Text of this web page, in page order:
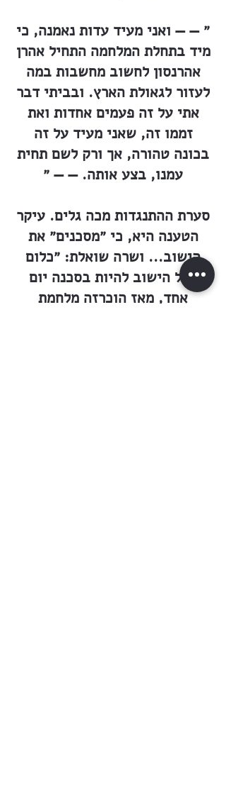
״ — — ואני מעיד עדות נאמנה, כי
מיד בתחלת המלחמה התחיל אהרן
אהרנסון לחשוב מחשבות במה
לעזור לגאולת הארץ. ובביתי דבר
אתי על זה פעמים אחדות ואת
זממו זה, שאני מעיד על זה
בכונה טהורה, אך ורק לשם תחית
עמנו, בצע אותה. — — ״
סערת ההתנגדות מכה גלים. עיקר
הטענה היא, כי ״מסכנים״ את
הישוב... ושרה שואלת: ״כלום
חדל הישוב להיות בסכנה יום
אחד, מאז הוכרזה מלחמת